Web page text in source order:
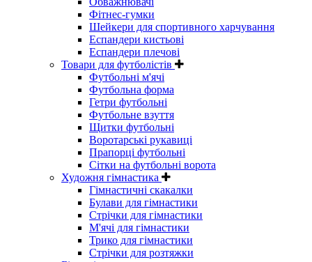
Фітнес-гумки
Шейкери для спортивного харчування
Еспандери кистьові
Еспандери плечові
Товари для футболістів
Футбольні м'ячі
Футбольна форма
Гетри футбольні
Футбольне взуття
Щитки футбольні
Воротарські рукавиці
Прапорці футбольні
Сітки на футбольні ворота
Художня гімнастика
Гімнастичні скакалки
Булави для гімнастики
Стрічки для гімнастики
М'ячі для гімнастики
Трико для гімнастики
Стрічки для розтяжки